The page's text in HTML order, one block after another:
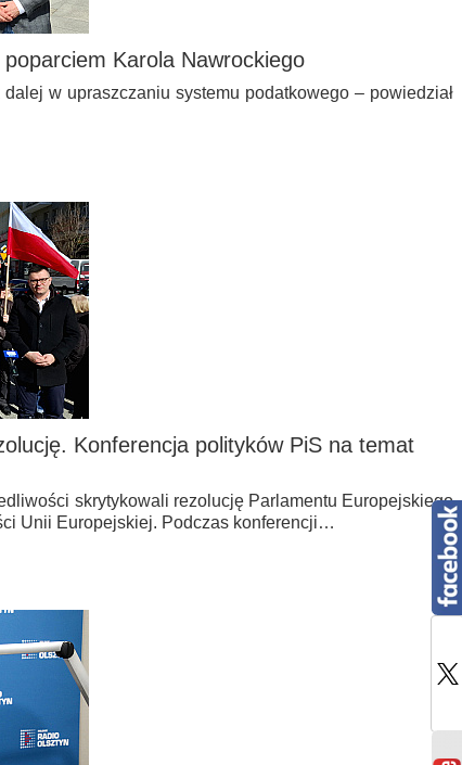
Karola Nawrockiego
w upraszczaniu systemu podatkowego – powiedział
Konferencja polityków PiS na temat
skrytykowali rezolucję Parlamentu Europejskiego
Unii Europejskiej. Podczas konferencji…